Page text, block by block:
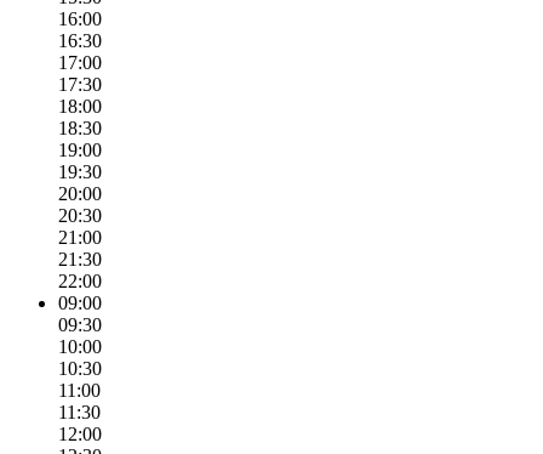
16:00
16:30
17:00
17:30
18:00
18:30
19:00
19:30
20:00
20:30
21:00
21:30
22:00
09:00
09:30
10:00
10:30
11:00
11:30
12:00